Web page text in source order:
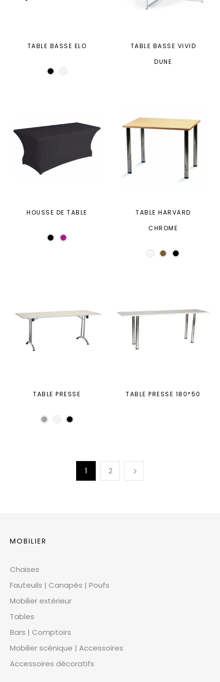
TABLE BASSE ELO
TABLE BASSE VIVID
DUNE
HOUSSE DE TABLE
TABLE HARVARD
CHROME
TABLE PRESSE TABLE PRESSE 180*50
1 2
MOBILIER
Chaises
Fauteuils | Canapés | Poufs
Mobilier extérieur
Tables
Bars | Comptoirs
Mobilier scénique | Accessoires
Accessoires décoratifs